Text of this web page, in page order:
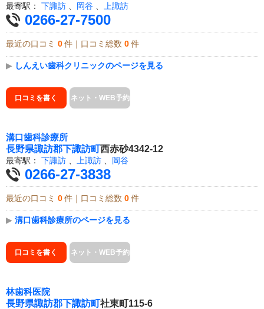
最寄駅： 下諏訪 岡谷 上諏訪
0266-27-7500
最近の口コミ 0 件｜口コミ総数 0 件
▶ しんえい歯科クリニックのページを見る
口コミを書く ネット・WEB予約
溝口歯科診療所
長野県諏訪郡下諏訪町西赤砂4342-12
最寄駅： 下諏訪 上諏訪 岡谷
0266-27-3838
最近の口コミ 0 件｜口コミ総数 0 件
▶ 溝口歯科診療所のページを見る
口コミを書く ネット・WEB予約
林歯科医院
長野県諏訪郡下諏訪町社東町115-6